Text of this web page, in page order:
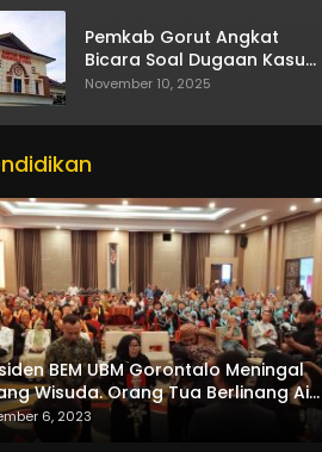
Pemkab Gorut Angkat
Bicara Soal Dugaan Kasus
Asusila Oknum ASN
November 10, 2025
BEM UBM Gorontalo Meningal
Wisuda. Orang Tua Berlinang Air
Menerima SKL dan Pemasangan
6, 2023